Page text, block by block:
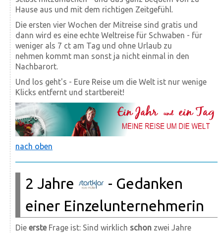
Hause aus und mit dem richtigen Zeitgefühl.
Die ersten vier Wochen der Mitreise sind gratis und
dann wird es eine echte Weltreise für Schwaben - für
weniger als 7 ct am Tag und ohne Urlaub zu
nehmen kommt man sonst ja nicht einmal in den
Nachbarort.
Und los geht's - Eure Reise um die Welt ist nur wenige
Klicks entfernt und startbereit!
nach oben
2 Jahre
- Gedanken
einer Einzelunternehmerin
Die ersteFrage ist: Sind wirklich schon zwei Jahre